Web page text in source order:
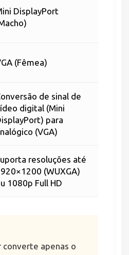
DisplayPort
(Fêmea)
de sinal de
digital (Mini
para
(VGA)
resoluções até
(WUXGA)
1080p Full HD
converte apenas o